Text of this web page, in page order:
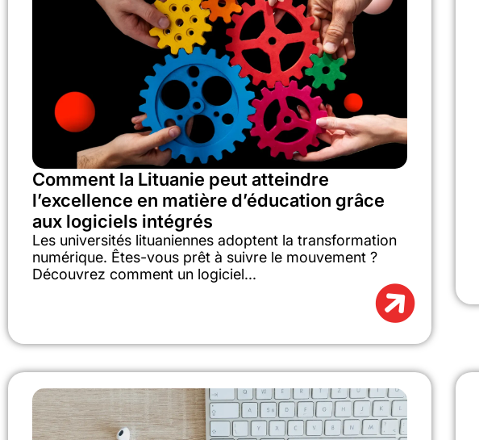
Comment la Lituanie peut atteindre
l’excellence en matière d’éducation grâce
aux logiciels intégrés
Les universités lituaniennes adoptent la transformation
numérique. Êtes-vous prêt à suivre le mouvement ?
Découvrez comment un logiciel...